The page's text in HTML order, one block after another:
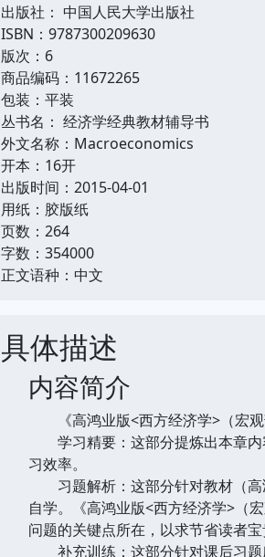
出版社： 中国人民大学出版社
ISBN：9787300209630
版次：6
商品编码：11672265
包装：平装
丛书名： 经济学经典教材辅导书
外文名称：Macroeconomics
开本：16开
出版时间：2015-04-01
用纸：胶版纸
页数：264
字数：354000
正文语种：中文
具体描述
内容简介
《高鸿业版<西方经济学>（宏观
学习精要：这部分提炼出本章内
习效率。
习题解析：这部分针对教材（高
自学。《高鸿业版<西方经济学>（
问题的关键点所在，以求节省读者宝
补充训练：这部分针对课后习题